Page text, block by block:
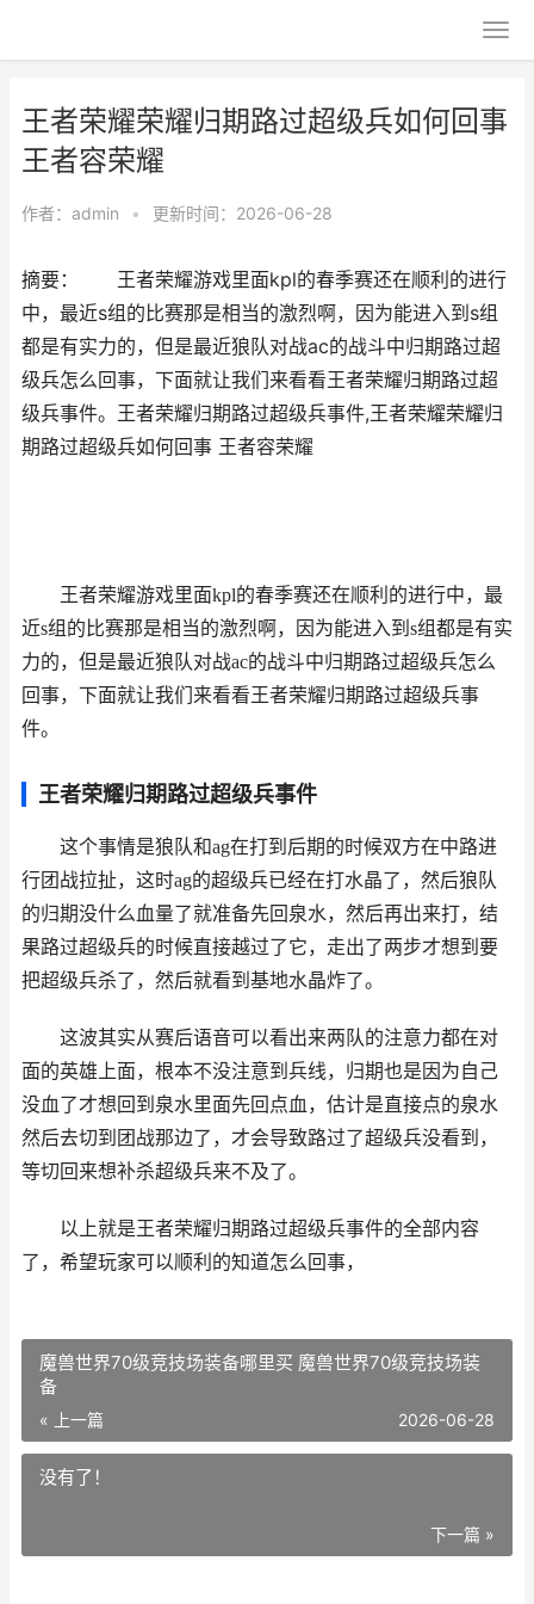
王者荣耀荣耀归期路过超级兵如何回事
王者容荣耀
作者： admin • 更新时间：2026-06-28
摘要： 王者荣耀游戏里面kpl的春季赛还在顺利的进行
中，最近s组的比赛那是相当的激烈啊，因为能进入到s组
都是有实力的，但是最近狼队对战ac的战斗中归期路过超
级兵怎么回事，下面就让我们来看看王者荣耀归期路过超
级兵事件。王者荣耀归期路过超级兵事件,王者荣耀荣耀归
期路过超级兵如何回事 王者容荣耀
王者荣耀游戏里面kpl的春季赛还在顺利的进行中，最
近s组的比赛那是相当的激烈啊，因为能进入到s组都是有实
力的，但是最近狼队对战ac的战斗中归期路过超级兵怎么
回事，下面就让我们来看看王者荣耀归期路过超级兵事
件。
王者荣耀归期路过超级兵事件
这个事情是狼队和ag在打到后期的时候双方在中路进
行团战拉扯，这时ag的超级兵已经在打水晶了，然后狼队
的归期没什么血量了就准备先回泉水，然后再出来打，结
果路过超级兵的时候直接越过了它，走出了两步才想到要
把超级兵杀了，然后就看到基地水晶炸了。
这波其实从赛后语音可以看出来两队的注意力都在对
面的英雄上面，根本不没注意到兵线，归期也是因为自己
没血了才想回到泉水里面先回点血，估计是直接点的泉水
然后去切到团战那边了，才会导致路过了超级兵没看到，
等切回来想补杀超级兵来不及了。
以上就是王者荣耀归期路过超级兵事件的全部内容
了，希望玩家可以顺利的知道怎么回事，
魔兽世界70级竞技场装备哪里买 魔兽世界70级竞技场装
备
« 上一篇 2026-06-28
没有了！
下一篇 »